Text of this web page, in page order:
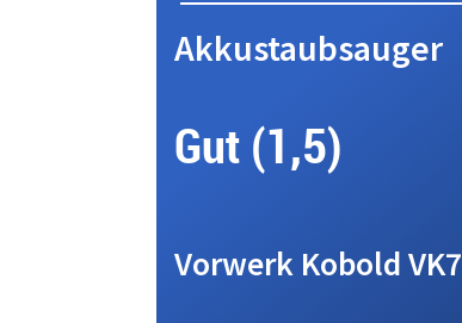
Akkustaubsauger
Gut (1,5)
Vorwerk Kobold VK7